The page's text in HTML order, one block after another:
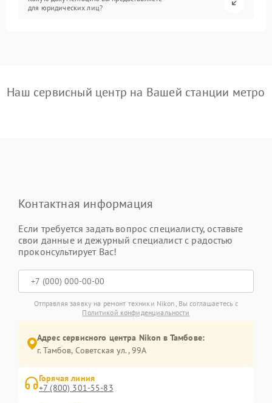
для юридических лиц?
Наш сервисный центр на Вашей станции метро
Контактная информация
Если требуется задать вопрос специалисту, оставьте
свои данные и дежурный специалист с радостью
проконсультирует Вас!
Отправляя заявку на ремонт техники Nikon, Вы соглашаетесь с
Политикой конфиденциальности
Адрес сервисного центра Nikon в Тамбове:
г. Тамбов, Советская ул., 99А
Горячая линия
+7 (800) 301-55-83